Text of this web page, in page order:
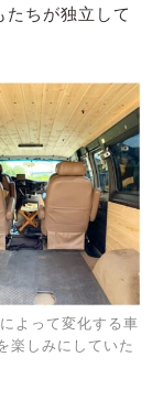
ちが独立して
よって変化する車
楽しみにしていた